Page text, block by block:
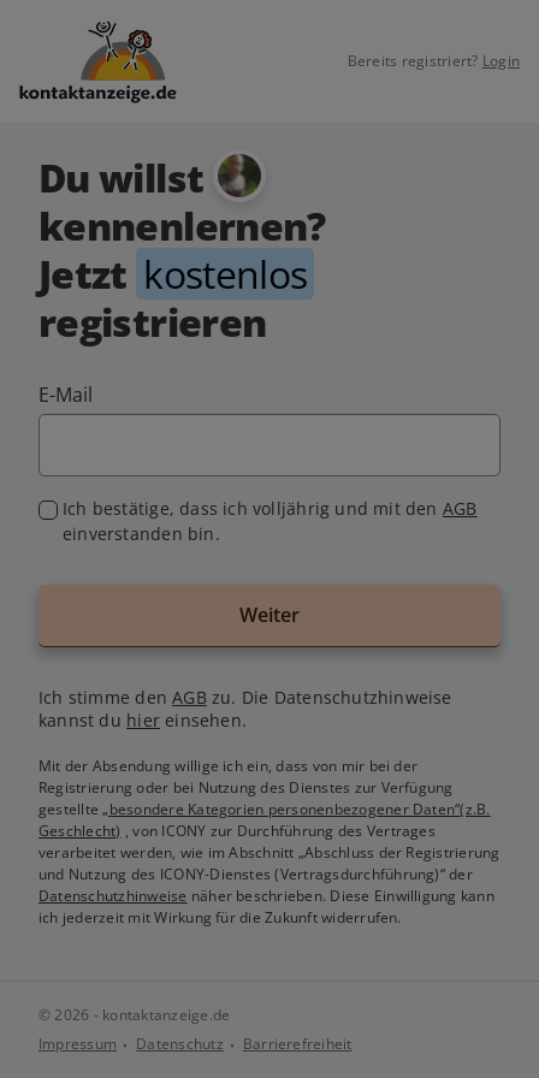
Bereits registriert? Login
Du willst
kennenlernen?
Jetzt kostenlos
registrieren
E-Mail
Ich bestätige, dass ich volljährig und mit den AGB
einverstanden bin.
Weiter
Ich stimme denAGB zu. Die Datenschutzhinweise
kannst du hiereinsehen.
Mit der Absendung willige ich ein, dass von mir bei der
Registrierung oder bei Nutzung des Dienstes zur Verfügung
gestellte„besondere Kategorien personenbezogener Daten“(z.B.
Geschlecht) , von ICONY zur Durchführung des Vertrages
verarbeitet werden, wie im Abschnitt „Abschluss der Registrierung
und Nutzung des ICONY-Dienstes (Vertragsdurchführung)“ der
Datenschutzhinweise näher beschrieben. Diese Einwilligung kann
ich jederzeit mit Wirkung für die Zukunft widerrufen.
© 2026 - kontaktanzeige.de
Impressum
Datenschutz Barrierefreiheit